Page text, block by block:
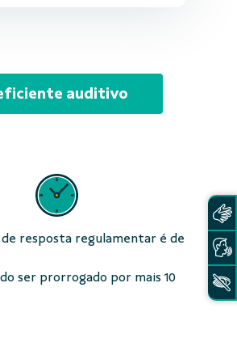
auditivo
de resposta regulamentar é de
ser prorrogado por mais 10